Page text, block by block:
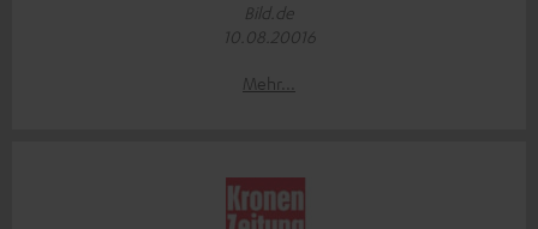
Bild.de
10.08.20016
Mehr...